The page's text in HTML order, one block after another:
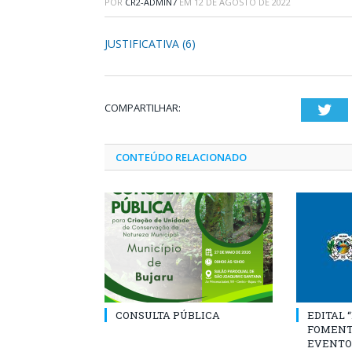
JUSTIFICATIVA (6)
COMPARTILHAR:
CONTEÚDO RELACIONADO
CONSULTA PÚBLICA
EDITAL
EVENTO